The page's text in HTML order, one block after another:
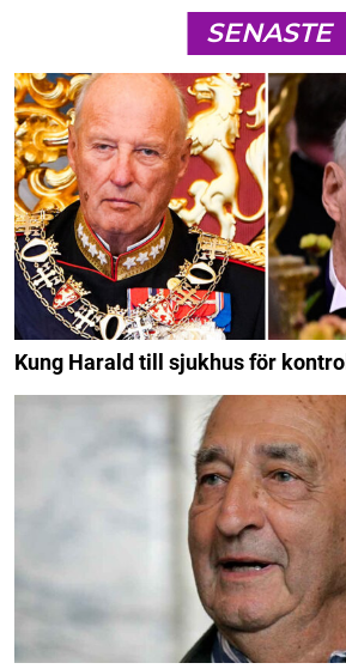
SENASTE
Kung Harald till sjukhus för kontroll